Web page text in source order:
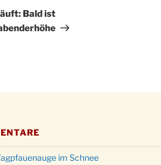
Beitrag
Bald ist
im Schnee